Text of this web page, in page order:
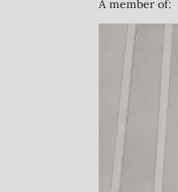
A member of: